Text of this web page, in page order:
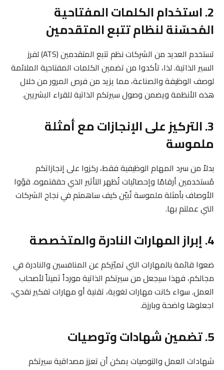
2. استخدام الكلمات المفتاحية
المُحسّنة لنظام تتبع المتقدمين
تستخدم العديد من الشركات نظم تتبع المتقدمين (ATS) لفرز
السير الذاتية. لذا، تأكدوا من تضمين الكلمات المفتاحية الملائمة
لوصف الوظيفة والصناعة، مما يزيد من فرص المرور من خلال
هذه الأنظمة ويضمن وصول سيرتكم الذاتية للقراء البشريين.
3. التركيز على الإنجازات مع أمثلة
ملموسة
بدلاً من سرد المهام الوظيفية فقط، ركزوا على إنجازاتكم
مُستخدمين أرقامًا وإحصائيات تُظهر التأثير الذي حققتموه. قوّوا
الأوصاف بأمثلة ملموسة تُبيّن كيف ساهمتم في نجاح الشركات
التي عملتم بها.
4. إبراز المهارات النادرة والمتخصصة
ضعوا قائمة بالمهارات التي تميّزكم عن المنافسين والنادرة في
مجالكم، فهذا سيجعل من سيرتكم الذاتية مورداً ثميناً لأصحاب
العمل. سواء كانت مهارات لغوية، تقنية أو مهارات تفكير نقدي،
اجعلوها واضحة وبارزة.
5. تضمين شهادات وتوصيات
شهادات العمل والتوصيات يمكن أن تعزز مصداقية سيرتكم